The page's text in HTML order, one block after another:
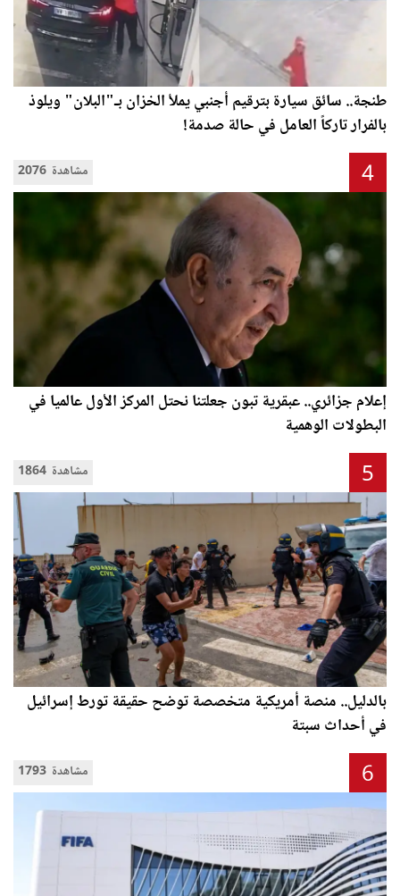
طنجة.. سائق سيارة بترقيم أجنبي يملأ الخزان بـ"البلان" ويلوذ
بالفرار تاركاً العامل في حالة صدمة!
2076 مشاهدة 4
إعلام جزائري.. عبقرية تبون جعلتنا نحتل المركز الأول عالميا في
البطولات الوهمية
1864 مشاهدة 5
بالدليل.. منصة أمريكية متخصصة توضح حقيقة تورط إسرائيل
في أحداث سبتة
1793 مشاهدة 6